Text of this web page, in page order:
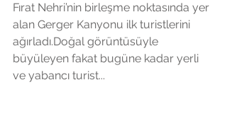
Fırat Nehri’nin birleşme noktasında yer
alan Gerger Kanyonu ilk turistlerini
ağırladı.Doğal görüntüsüyle
büyüleyen fakat bugüne kadar yerli
ve yabancı turist...